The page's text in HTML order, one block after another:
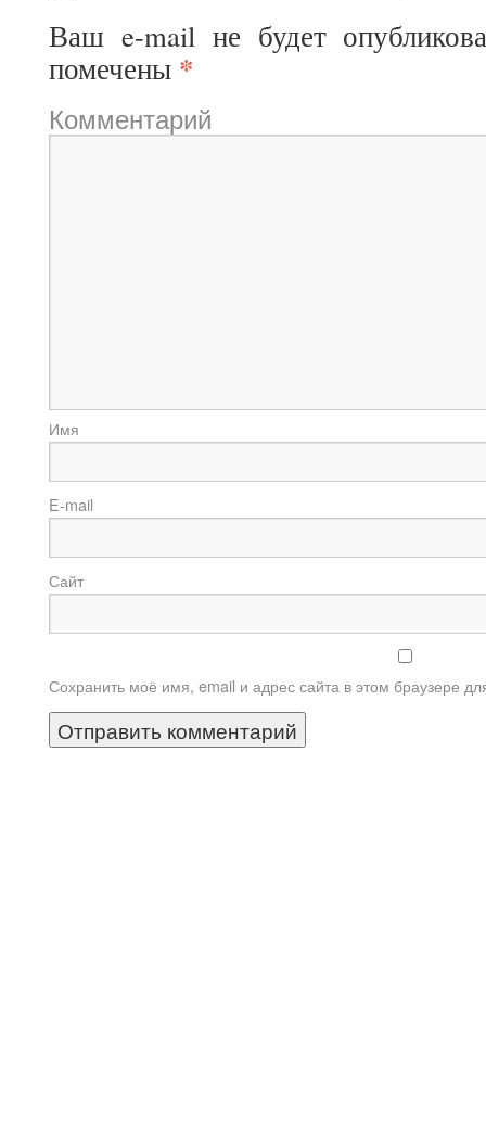
Ваш e-mail не будет
помечены *
Комментарий
E-
Сайт
Сохранить моё имя, email и адрес сайта в этом браузере